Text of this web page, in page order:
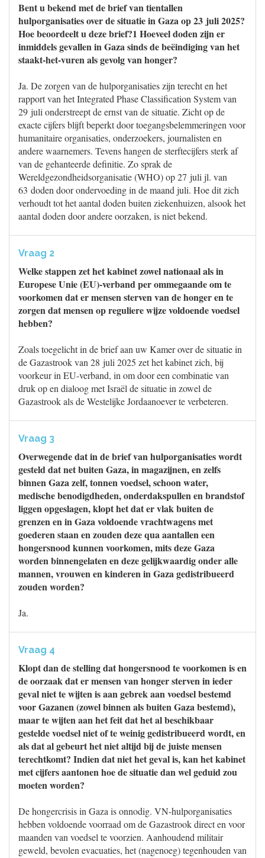
Bent u bekend met de brief van tientallen
hulporganisaties over de situatie in Gaza op 23 juli 2025?
Hoe beoordeelt u deze brief?1 Hoeveel doden zijn er
inmiddels gevallen in Gaza sinds de beëindiging van het
staakt-het-vuren als gevolg van honger?
Ja. De zorgen van de hulporganisaties zijn terecht en het
rapport van het Integrated Phase Classification System van
29 juli onderstreept de ernst van de situatie. Zicht op de
exacte cijfers blijft beperkt door toegangsbelemmeringen voor
humanitaire organisaties, onderzoekers, journalisten en
andere waarnemers. Tevens hangen de sterftecijfers sterk af
van de gehanteerde definitie. Zo sprak de
Wereldgezondheidsorganisatie (WHO) op 27 juli jl. van
63 doden door ondervoeding in de maand juli. Hoe dit zich
verhoudt tot het aantal doden buiten ziekenhuizen, alsook het
aantal doden door andere oorzaken, is niet bekend.
Vraag 2
Welke stappen zet het kabinet zowel nationaal als in
Europese Unie (EU)-verband per ommegaande om te
voorkomen dat er mensen sterven van de honger en te
zorgen dat mensen op reguliere wijze voldoende voedsel
hebben?
Zoals toegelicht in de brief aan uw Kamer over de situatie in
de Gazastrook van 28 juli 2025 zet het kabinet zich, bij
voorkeur in EU-verband, in om door een combinatie van
druk op en dialoog met Israël de situatie in zowel de
Gazastrook als de Westelijke Jordaanoever te verbeteren.
Vraag 3
Overwegende dat in de brief van hulporganisaties wordt
gesteld dat net buiten Gaza, in magazijnen, en zelfs
binnen Gaza zelf, tonnen voedsel, schoon water,
medische benodigdheden, onderdakspullen en brandstof
liggen opgeslagen, klopt het dat er vlak buiten de
grenzen en in Gaza voldoende vrachtwagens met
goederen staan en zouden deze qua aantallen een
hongersnood kunnen voorkomen, mits deze Gaza
worden binnengelaten en deze gelijkwaardig onder alle
mannen, vrouwen en kinderen in Gaza gedistribueerd
zouden worden?
Ja.
Vraag 4
Klopt dan de stelling dat hongersnood te voorkomen is en
de oorzaak dat er mensen van honger sterven in ieder
geval niet te wijten is aan gebrek aan voedsel bestemd
voor Gazanen (zowel binnen als buiten Gaza bestemd),
maar te wijten aan het feit dat het al beschikbaar
gestelde voedsel niet of te weinig gedistribueerd wordt, en
als dat al gebeurt het niet altijd bij de juiste mensen
terechtkomt? Indien dat niet het geval is, kan het kabinet
met cijfers aantonen hoe de situatie dan wel geduid zou
moeten worden?
De hongercrisis in Gaza is onnodig. VN-hulporganisaties
hebben voldoende voorraad om de Gazastrook direct en voor
maanden van voedsel te voorzien. Aanhoudend militair
geweld, bevolen evacuaties, het (nagenoeg) tegenhouden van